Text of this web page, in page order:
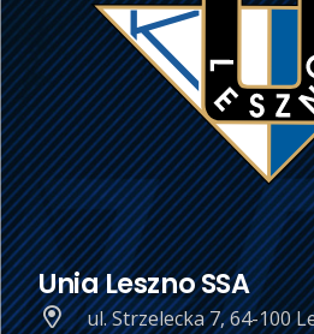
Unia Leszno SSA
ul. Strzelecka 7, 64-100